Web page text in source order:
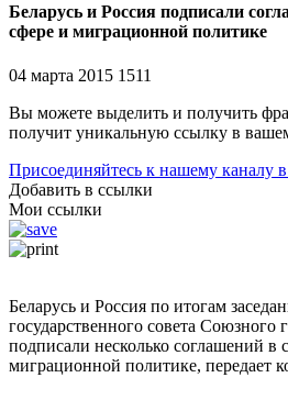
Беларусь и Россия подписали
сфере и миграционной политике
04 марта 2015 1511
Вы можете выделить и получить
получит уникальную ссылку в
Присоединяйтесь к нашему каналу
Добавить в ссылки
Мои ссылки
Беларусь и Россия по итогам
государственного совета Союзного
подписали несколько соглашений в
миграционной политике, передает